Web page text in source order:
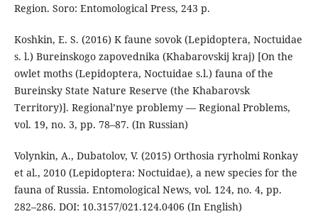
Region. Soro: Entomological Press, 243 p.
Koshkin, E. S. (2016) K faune sovok (Lepidoptera, Noctuidae
s. l.) Bureinskogo zapovednika (Khabarovskij kraj) [On the
owlet moths (Lepidoptera, Noctuidae s.l.) fauna of the
Bureinsky State Nature Reserve (the Khabarovsk
Territory)]. Regional’nye problemy — Regional Problems,
vol. 19, no. 3, pp. 78–87. (In Russian)
Volynkin, A., Dubatolov, V. (2015) Orthosia ryrholmi Ronkay
et al., 2010 (Lepidoptera: Noctuidae), a new species for the
fauna of Russia. Entomological News, vol. 124, no. 4, pp.
282–286. DOI: 10.3157/021.124.0406 (In English)